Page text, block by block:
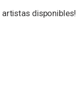
artistas disponibles!